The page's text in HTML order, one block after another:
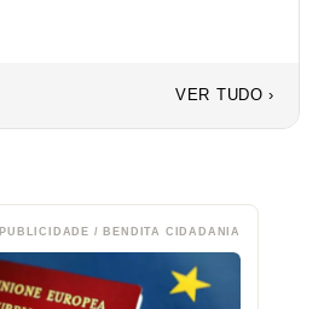
VER TUDO ›
PUBLICIDADE / BENDITA CIDADANIA